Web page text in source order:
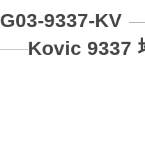
G03-9337-KV
Kovic 9337